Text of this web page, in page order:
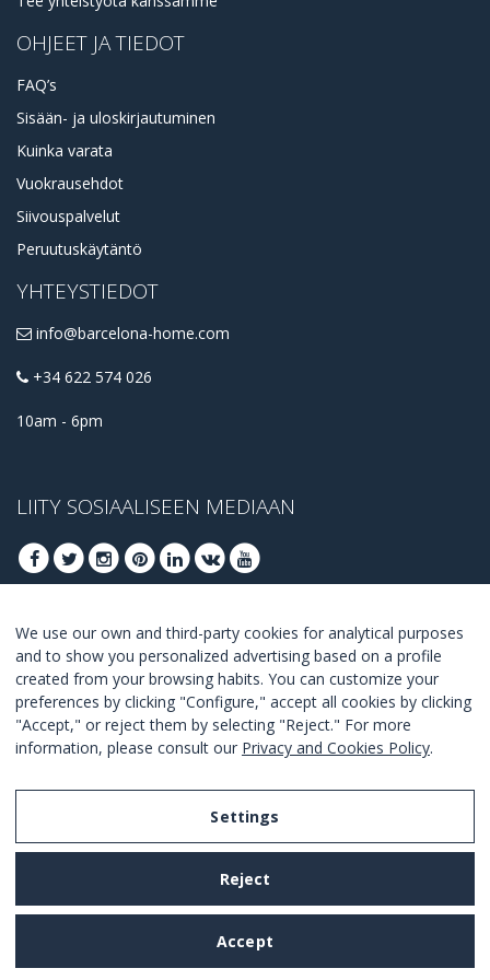
OHJEET JA TIEDOT
FAQ’s
Sisään- ja uloskirjautuminen
Kuinka varata
Vuokrausehdot
Siivouspalvelut
Peruutuskäytäntö
YHTEYSTIEDOT
info@barcelona-home.com
+34 622 574 026
10am - 6pm
LIITY SOSIAALISEEN MEDIAAN
LIITY SAADAKSESI PARHAAT TARJOUKSET
LIITY
I Agree with the terms and conditions
We use our own and third-party cookies for analytical purposes
and to show you personalized advertising based on a profile
created from your browsing habits. You can customize your
preferences by clicking "Configure," accept all cookies by clicking
"Accept," or reject them by selecting "Reject." For more
information, please consult our Privacy and Cookies Policy.
Settings
Reject
Accept
Legal Notice
Privacy and Cookies Policy
Terms and Conditions of Use
Settings